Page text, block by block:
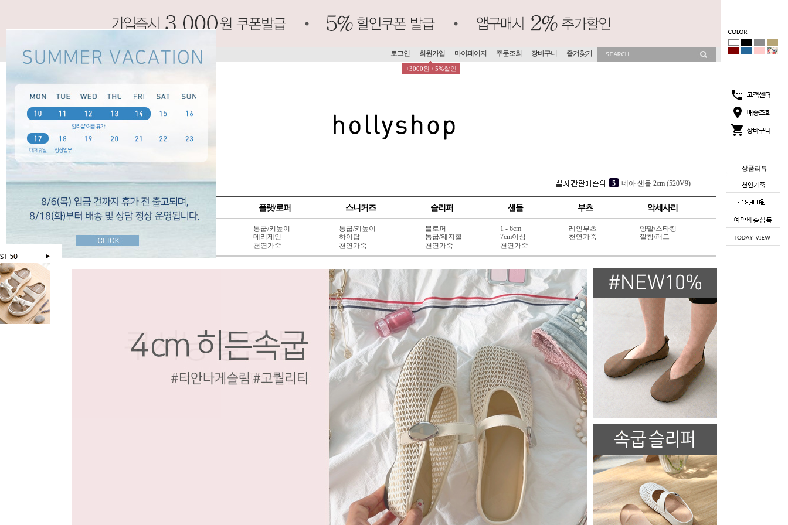
상품리뷰
로그인 회원가입
+3000원 / 5%할인
마이페이지 주문조회 장바구니 즐겨찾기
2 뮤이즈 히든굽 슬리퍼 4cm (702V13)
4 점핑점핑 속굽스니커즈 6cm (117L8)
네아 샌들 2cm (520V9)
SPECIAL 펌프스 플랫/로퍼 스니커즈 슬리퍼 샌들 부츠 악세사리
BEST 50
SALE
통굽/키높이
메리제인
천연가죽
통굽/키높이
하이탑
천연가죽
블로퍼
통굽/웨지힐
천연가죽
1 - 6cm
7cm이상
천연가죽
레인부츠
천연가죽
양말/스타킹
깔창/패드